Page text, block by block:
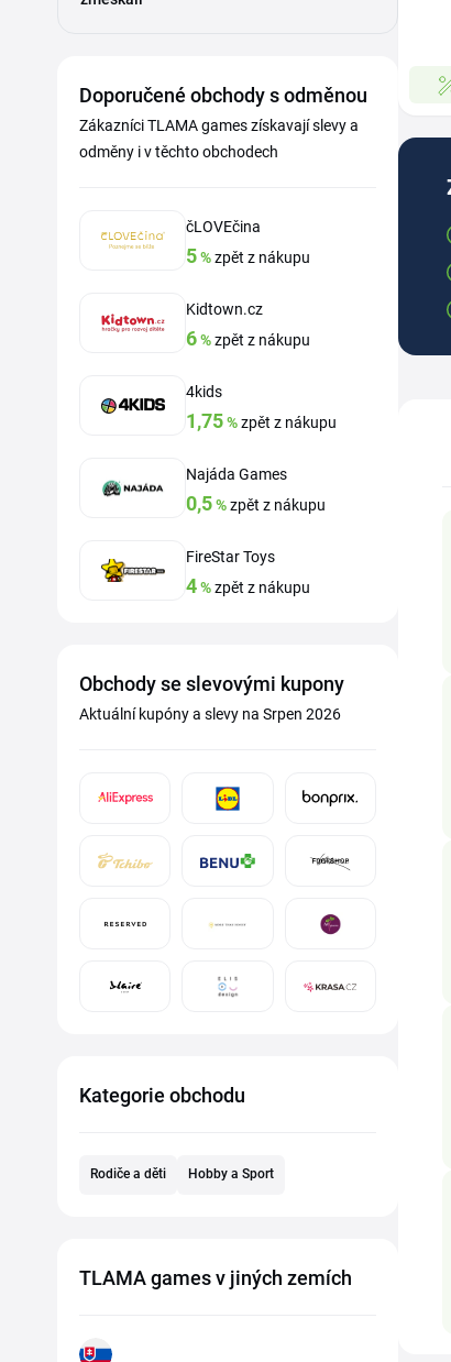
Doporučené obchody s odměnou
Zákazníci TLAMA games získavají slevy a
odměny i v těchto obchodech
čLOVEčina
5%zpět z nákupu
Kidtown.cz
6%zpět z nákupu
4kids
1,75%zpět z nákupu
Najáda Games
0,5%zpět z nákupu
FireStar Toys
4%zpět z nákupu
Obchody se slevovými kupony
Aktuální kupóny a slevy na Srpen 2026
Kategorie obchodu
Rodiče a děti Hobby a Sport
TLAMA games v jiných zemích